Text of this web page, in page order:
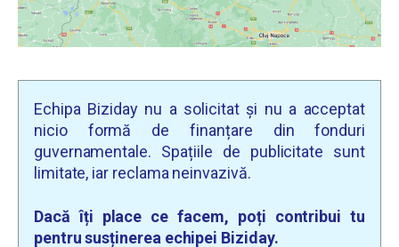
Echipa Biziday nu a solicitat și nu a acceptat
nicio formă de finanțare din fonduri
guvernamentale. Spațiile de publicitate sunt
limitate, iar reclama neinvazivă.
Dacă îți place ce facem, poți contribui tu
pentru susținerea echipei Biziday.